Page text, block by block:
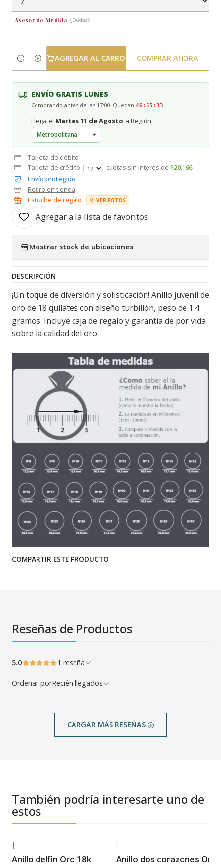
Asesor de Medida ¿Dudas?
Cantidad
AGREGAR AL CARRO COMPRAR AHORA
ENVÍO GRATIS LUNES
Comprando antes de las 17:00. Quedan 46:55:33
Llega el Martes 11 de Agosto a Región
Tarjeta de débito
Tarjeta de crédito
cuotas sin interés de $20.166
Envío protegido
Retiro en tienda
Estuche de regalo
VER FOTOS
Agregar a la lista de favoritos
Mostrar stock de ubicaciones
DESCRIPCIÓN
¡Un toque de diversión y sofisticación! Anillo juvenil de
oro de 18 quilates con diseño turbillón, peso de 1.4
gramos. Incluye caja de regalo y garantía de por vida
sobre la calidad del oro.
COMPARTIR ESTE PRODUCTO
Reseñas de Productos
5.0 1 reseña
Ordenar porRecién llegados
CARGAR MÁS RESEÑAS
También podría interesarte uno de
estos
|
Anillo delfin Oro 18k
|
Anillo dos corazones Oro